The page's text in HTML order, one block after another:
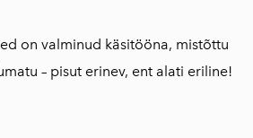
on valminud käsitööna, mistõttu
– pisut erinev, ent alati eriline!